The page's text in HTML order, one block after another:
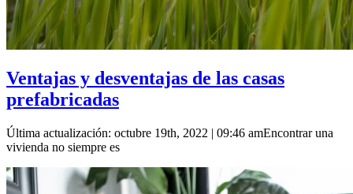
Ventajas y desventajas de las casas
prefabricadas
Última actualización: octubre 19th, 2022 | 09:46 amEncontrar una
vivienda no siempre es